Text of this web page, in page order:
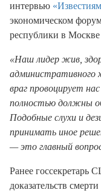
интервью
экономическом
республики в Москве
«Наш лидер жив,
враг провоцирует
полностью должны
Подобные слухи и
принимать иное
— это главный вопрос
Ранее госсекретарь
доказательств